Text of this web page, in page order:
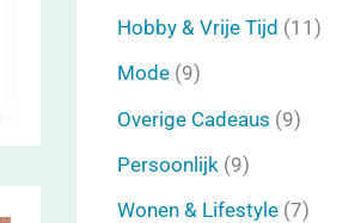
Hobby & Vrije Tijd (11)
Mode (9)
Overige Cadeaus (9)
Persoonlijk (9)
Wonen & Lifestyle (7)